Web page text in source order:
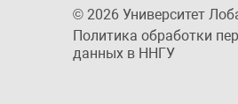
© 2026 Университет
Политика обработки
данных в ННГУ